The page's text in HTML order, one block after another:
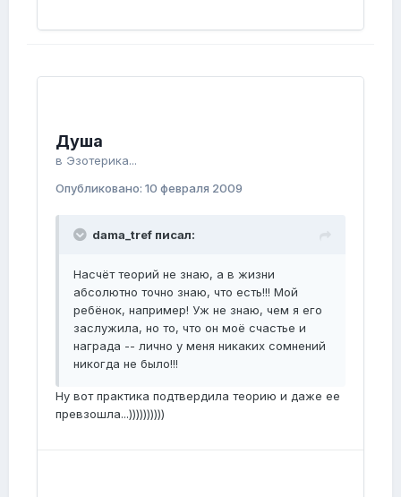
Душа
в Эзотерика...
Опубликовано: 10 февраля 2009
dama_tref писал:
Насчёт теорий не знаю, а в жизни
абсолютно точно знаю, что есть!!! Мой
ребёнок, например! Уж не знаю, чем я его
заслужила, но то, что он моё счастье и
награда -- лично у меня никаких сомнений
никогда не было!!!
Ну вот практика подтвердила теорию и даже ее
превзошла...))))))))))